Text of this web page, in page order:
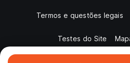
Termos e questões legais
Testes do Site